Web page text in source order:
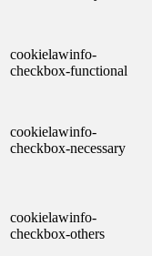
cookielawinfo-
checkbox-functional
cookielawinfo-
checkbox-necessary
cookielawinfo-
checkbox-others